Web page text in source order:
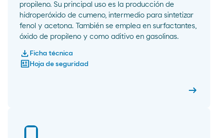
propileno. Su principal uso es la producción de
hidroperóxido de cumeno, intermedio para sintetizar
fenol y acetona. También se emplea en surfactantes,
óxido de propileno y como aditivo en gasolinas.
download Ficha técnica
newsmode Hoja de seguridad
arrow_right_alt